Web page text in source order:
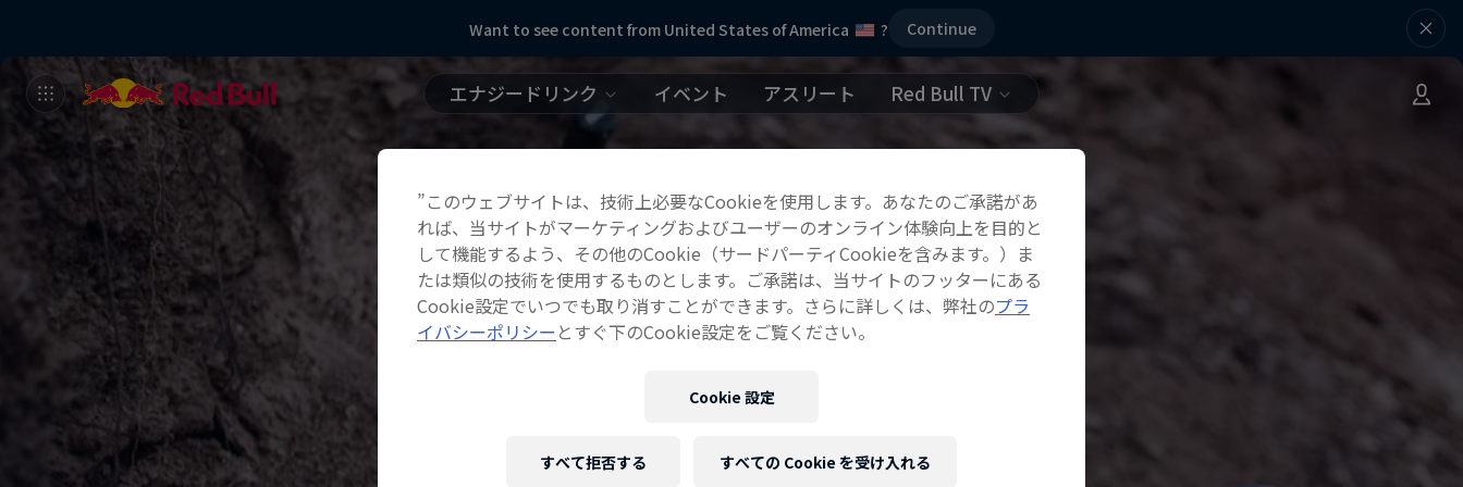
Want to see content from United States of America ? Continue
エナジードリンク イベント アスリート Red Bull TV
”このウェブサイトは、技術上必要なCookieを使用します。あなたのご承諾があ
れば、当サイトがマーケティングおよびユーザーのオンライン体験向上を目的と
して機能するよう、その他のCookie（サードパーティCookieを含みます。）ま
たは類似の技術を使用するものとします。ご承諾は、当サイトのフッターにある
Cookie設定でいつでも取り消すことができます。さらに詳しくは、弊社のプラ
イバシーポリシー とすぐ下のCookie設定をご覧ください。
Cookie 設定
すべて拒否する すべての Cookie を受け入れる